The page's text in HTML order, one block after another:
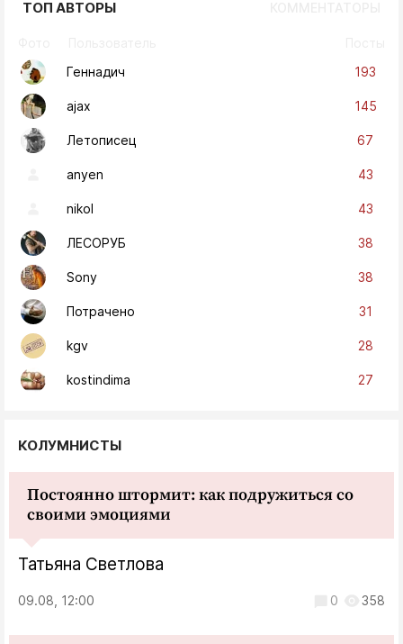
ТОП АВТОРЫ
Геннадич
193
ajax 145
Летописец 67
anyen 43
nikol 43
ЛЕСОРУБ 38
Sony 38
Потрачено 31
kgv 28
kostindima 27
КОЛУМНИСТЫ
Постоянно штормит: как подружиться со
своими эмоциями
Татьяна Светлова
09.08, 12:00 0 358